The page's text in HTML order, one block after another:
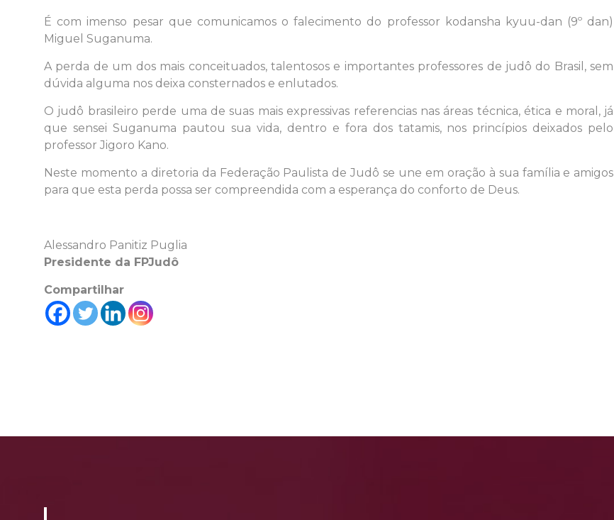
É com imenso pesar que comunicamos o falecimento do professor kodansha kyuu-dan (9º dan)
Miguel Suganuma.
A perda de um dos mais conceituados, talentosos e importantes professores de judô do Brasil, sem
dúvida alguma nos deixa consternados e enlutados.
O judô brasileiro perde uma de suas mais expressivas referencias nas áreas técnica, ética e moral, já
que sensei Suganuma pautou sua vida, dentro e fora dos tatamis, nos princípios deixados pelo
professor Jigoro Kano.
Neste momento a diretoria da Federação Paulista de Judô se une em oração à sua família e amigos
para que esta perda possa ser compreendida com a esperança do conforto de Deus.
Alessandro Panitiz Puglia
Presidente da FPJudô
Compartilhar